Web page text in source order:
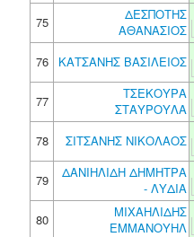
75
ΔΕΣΠΟΤΗΣ
ΑΘΑΝΑΣΙΟΣ
76
ΚΑΤΣΑΝΗΣ ΒΑΣΙΛΕΙΟΣ
77
ΤΣΕΚΟΥΡΑ
ΣΤΑΥΡΟΥΛΑ
78
ΣΙΤΣΑΝΗΣ ΝΙΚΟΛΑΟΣ
79
ΔΑΝΙΗΛΙΔΗ ΔΗΜΗΤΡΑ
- ΛΥΔΙΑ
80
ΜΙΧΑΗΛΙΔΗΣ
ΕΜΜΑΝΟΥΗΛ